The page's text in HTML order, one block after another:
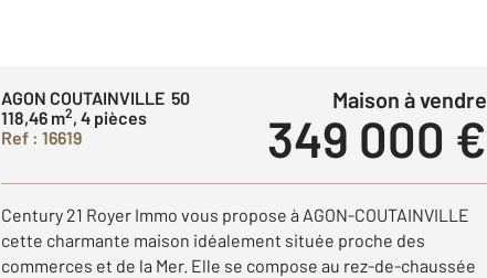
AGON COUTAINVILLE 50
118,46 m2, 4 pièces
Ref : 16619
Maison à vendre
349 000 €
Century 21 Royer Immo vous propose à AGON-COUTAINVILLE
cette charmante maison idéalement située proche des
commerces et de la Mer. Elle se compose au rez-de-chaussée